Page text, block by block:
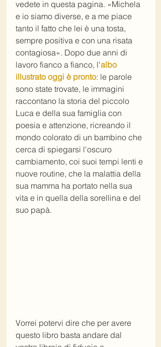
vedete in questa pagina. «Michela
e io siamo diverse, e a me piace
tanto il fatto che lei è una tosta,
sempre positiva e con una risata
contagiosa». Dopo due anni di
lavoro fianco a fianco, l'albo
illustrato oggi è pronto: le parole
sono state trovate, le immagini
raccontano la storia del piccolo
Luca e della sua famiglia con
poesia e attenzione, ricreando il
mondo colorato di un bambino che
cerca di spiegarsi l'oscuro
cambiamento, coi suoi tempi lenti e
nuove routine, che la malattia della
sua mamma ha portato nella sua
vita e in quella della sorellina e del
suo papà.
Vorrei potervi dire che per avere
questo libro basta andare dal